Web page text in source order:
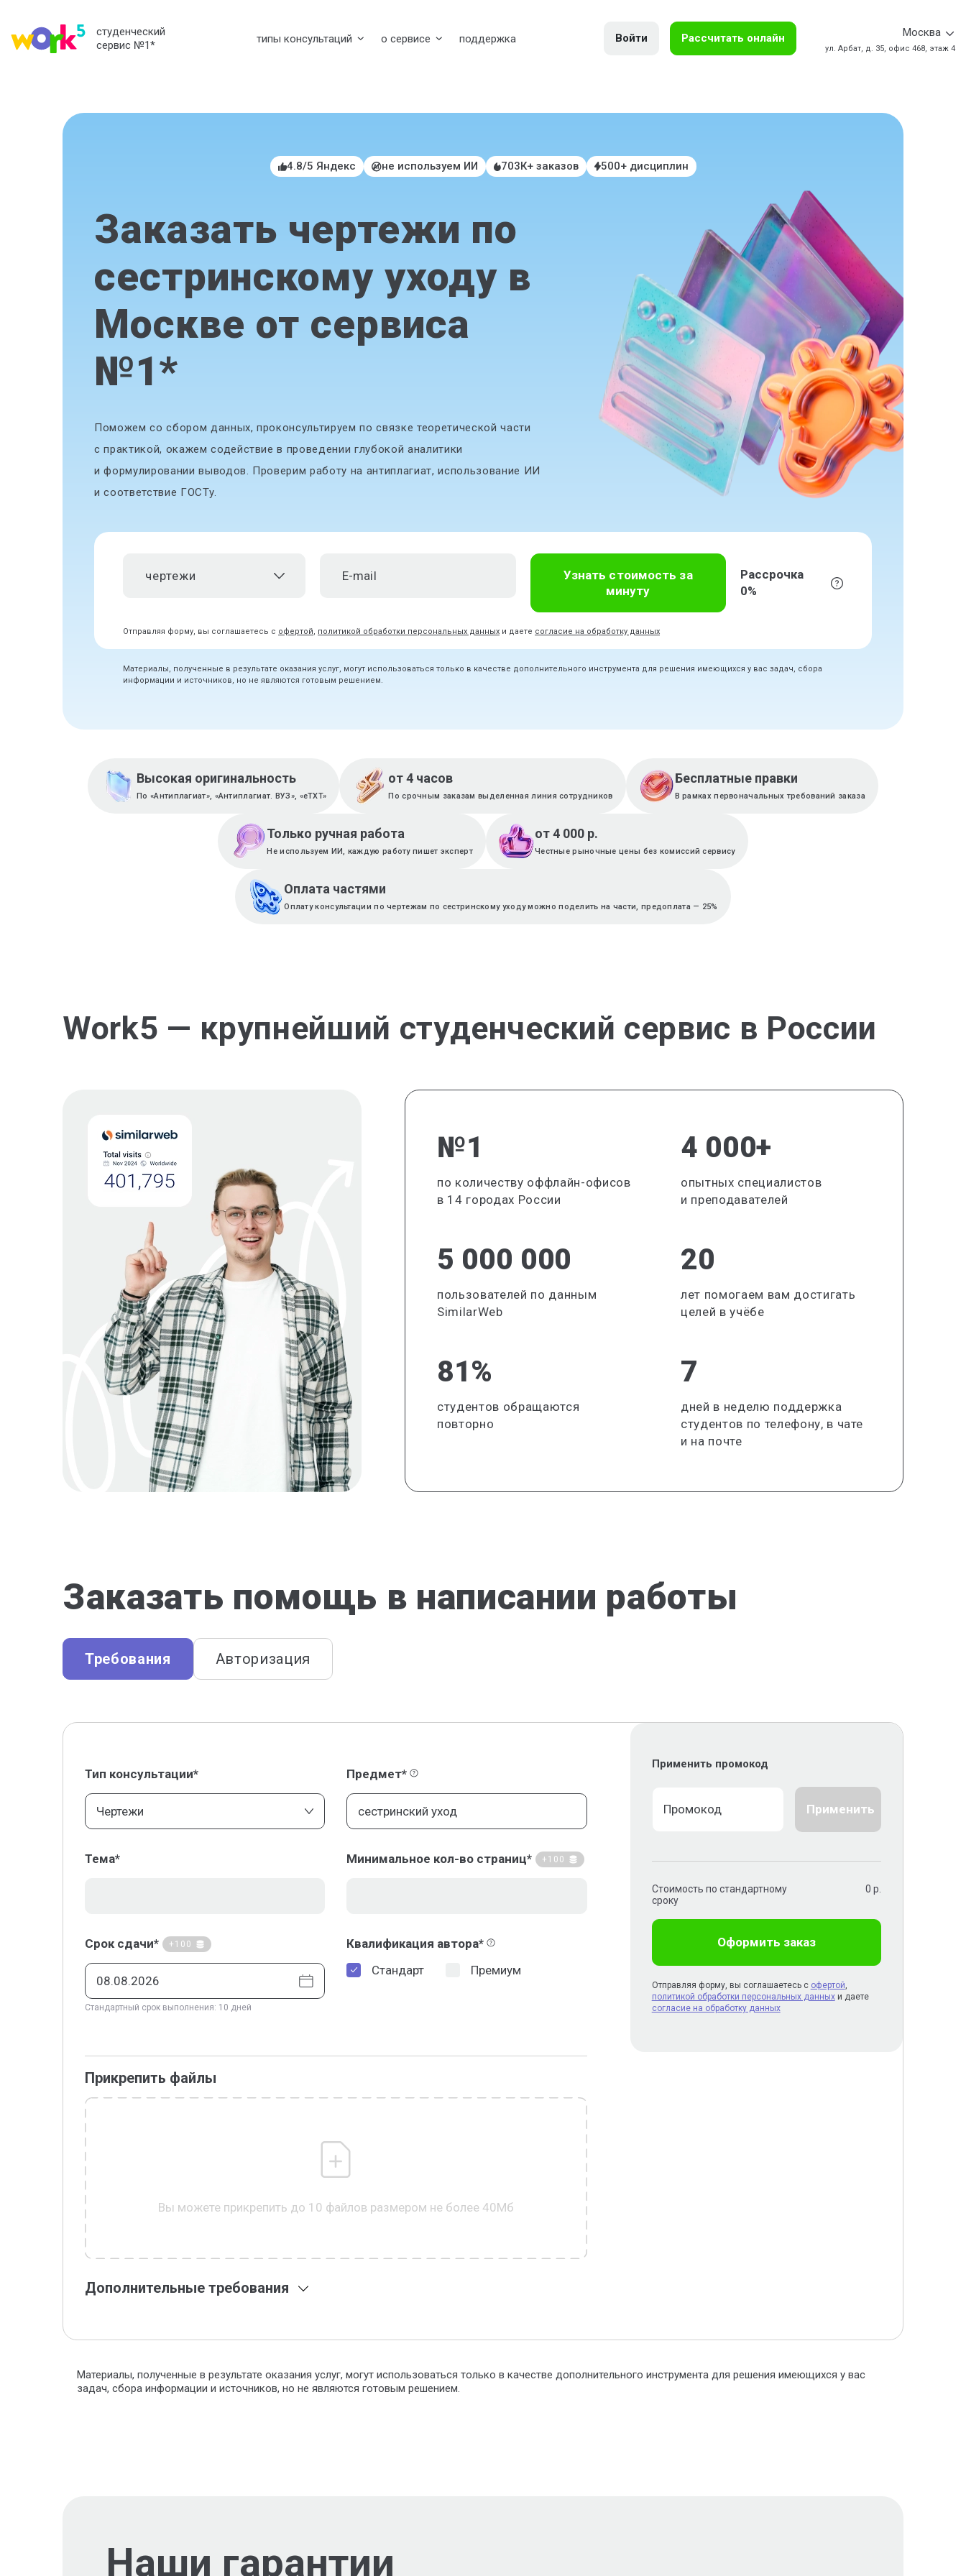
студенческий
сервис №1* типы консультаций о сервисе поддержка Войти Рассчитать онлайн Москва
ул. Арбат, д. 35, офис 468, этаж 4
4.8/5 Яндекс не используем ИИ 703К+ заказов 500+ дисциплин
Заказать чертежи по
сестринскому уходу в
Москве от сервиса
№1*
Поможем со сбором данных, проконсультируем по связке теоретической части
с практикой, окажем содействие в проведении глубокой аналитики
и формулировании выводов. Проверим работу на антиплагиат, использование ИИ
и соответствие ГОСТу.
чертежи
Узнать стоимость за
минуту
Рассрочка
0%
Отправляя форму, вы соглашаетесь с офертой, политикой обработки персональных данных и даете согласие на обработку данных
Материалы, полученные в результате оказания услуг, могут использоваться только в качестве дополнительного инструмента для решения имеющихся у вас задач, сбора
информации и источников, но не являются готовым решением.
Высокая оригинальность
По «Антиплагиат», «Антиплагиат. ВУЗ», «eTXT»
от 4 часов
По срочным заказам выделенная линия сотрудников
Бесплатные правки
В рамках первоначальных требований заказа
Только ручная работа
Не используем ИИ, каждую работу пишет эксперт
от 4 000 р.
Честные рыночные цены без комиссий сервису
Оплата частями
Оплату консультации по чертежам по сестринскому уходу можно поделить на части, предоплата — 25%
Work5 — крупнейший студенческий сервис в России
№1
по количеству оффлайн-офисов
в 14 городах России
4 000+
опытных специалистов
и преподавателей
5 000 000
пользователей по данным
SimilarWeb
20
лет помогаем вам достигать
целей в учёбе
81%
студентов обращаются
повторно
7
дней в неделю поддержка
студентов по телефону, в чате
и на почте
Заказать помощь в написании работы
Требования Авторизация
Тип консультации*
Чертежи
Предмет*
Тема* Минимальное кол-во страниц* +100
Срок сдачи* +100
Стандартный срок выполнения: 10 дней
Квалификация автора*
Стандарт
Премиум
Прикрепить файлы
Вы можете прикрепить до 10 файлов размером не более 40Мб
Дополнительные требования
Применить промокод
Применить
Стоимость по стандартному
сроку
0 р.
Оформить заказ
Отправляя форму, вы соглашаетесь с офертой,
политикой обработки персональных данныхи даете
согласие на обработку данных
Материалы, полученные в результате оказания услуг, могут использоваться только в качестве дополнительного инструмента для решения имеющихся у вас
задач, сбора информации и источников, но не являются готовым решением.
Наши гарантии